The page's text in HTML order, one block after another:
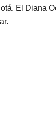
El Diana